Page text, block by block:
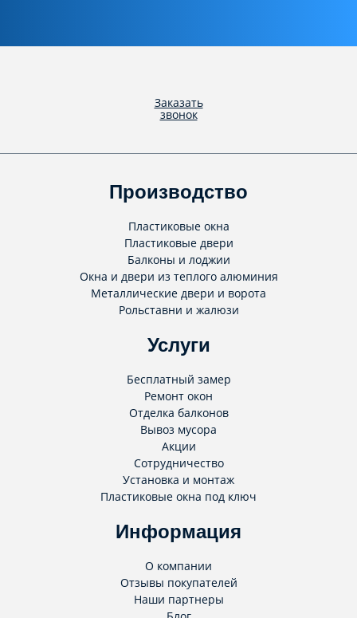
Заказать
звонок
Производство
Пластиковые окна
Пластиковые двери
Балконы и лоджии
Окна и двери из теплого алюминия
Металлические двери и ворота
Рольставни и жалюзи
Услуги
Бесплатный замер
Ремонт окон
Отделка балконов
Вывоз мусора
Акции
Сотрудничество
Установка и монтаж
Пластиковые окна под ключ
Информация
О компании
Отзывы покупателей
Наши партнеры